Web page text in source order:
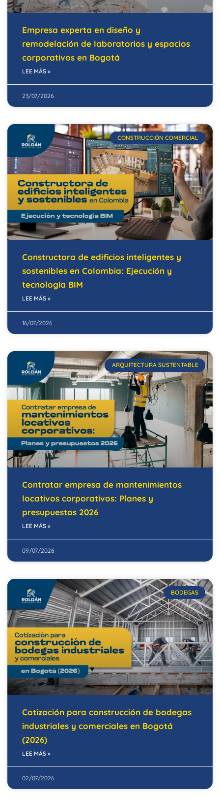
Empresa experta en diseño y
remodelación de laboratorios y espacios
corporativos en Bogotá
LEE MÁS »
23/07/2026
CONSTRUCCIÓN COMERCIAL
Constructora de edificios inteligentes y
sostenibles en Colombia: Ejecución y
tecnología BIM
LEE MÁS »
16/07/2026
ARQUITECTURA SUSTENTABLE
Contratar empresa de mantenimientos
locativos corporativos: Planes y
presupuestos 2026
LEE MÁS »
09/07/2026
BODEGAS
Cotización para construcción de bodegas
industriales y comerciales en Bogotá
(2026)
LEE MÁS »
02/07/2026